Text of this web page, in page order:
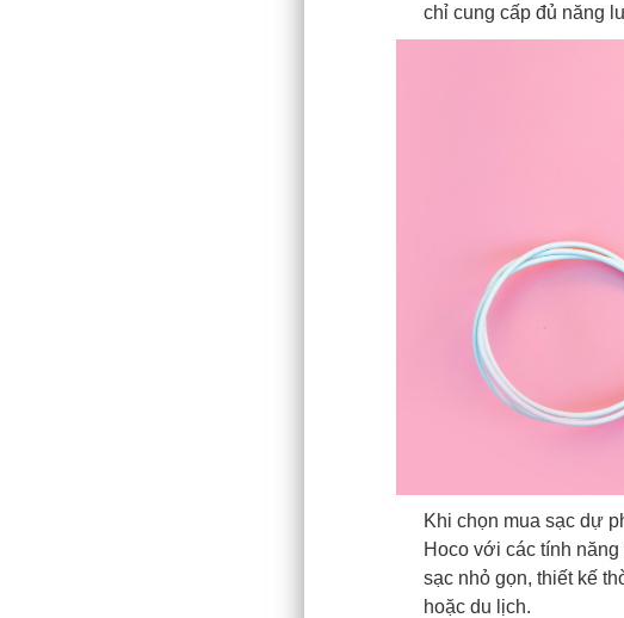
chỉ cung cấp đủ năng
Khi chọn mua sạc dự
Hoco với các tính
sạc nhỏ gọn, thiết kế
hoặc du lịch.